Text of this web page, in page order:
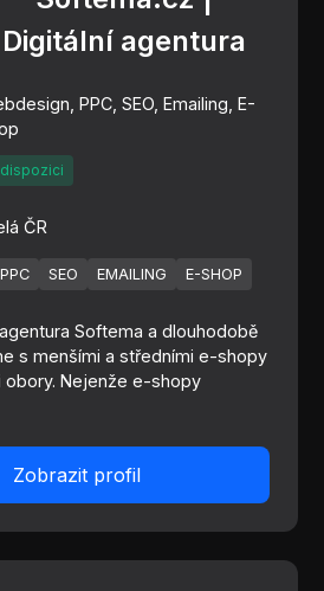
Digitální agentura
PPC, SEO, Emailing, E-
ČR
PPC SEO EMAILING E-SHOP
Softema a dlouhodobě
s menšími a středními e-shopy
obory. Nejenže e-shopy
Zobrazit profil